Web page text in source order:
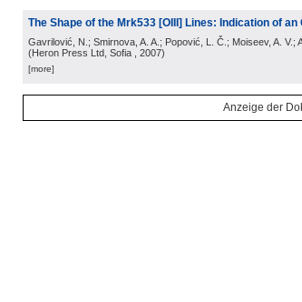
The Shape of the Mrk533 [OIII] Lines: Indication of an
Gavrilović, N.; Smirnova, A. A.; Popović, L. Č.; Moiseev, A. V.;
(Heron Press Ltd, Sofia , 2007)
[more]
Anzeige der